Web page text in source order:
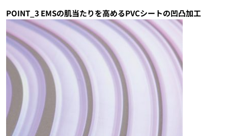
POINT_3 EMSの肌当たりを高めるPVCシートの凹凸加工